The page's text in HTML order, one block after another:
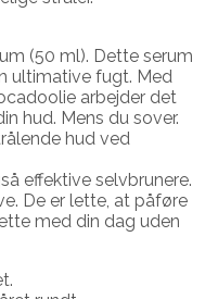
(50 ml). Dette serum
ultimative fugt. Med
arbejder det
hud. Mens du sover.
hud ved
effektive selvbrunere.
De er lette, at påføre
med din dag uden